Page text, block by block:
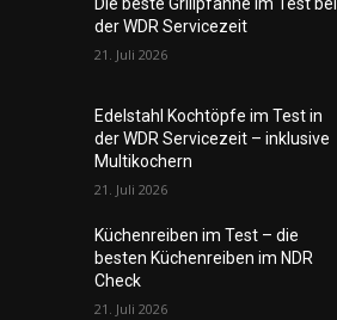
der WDR Servicezeit
21. Juli 2026
Edelstahl Kochtöpfe im Test in
der WDR Servicezeit – inklusive
Multikochern
21. Juli 2026
Küchenreiben im Test – die
besten Küchenreiben im NDR
Check
21. Juli 2026